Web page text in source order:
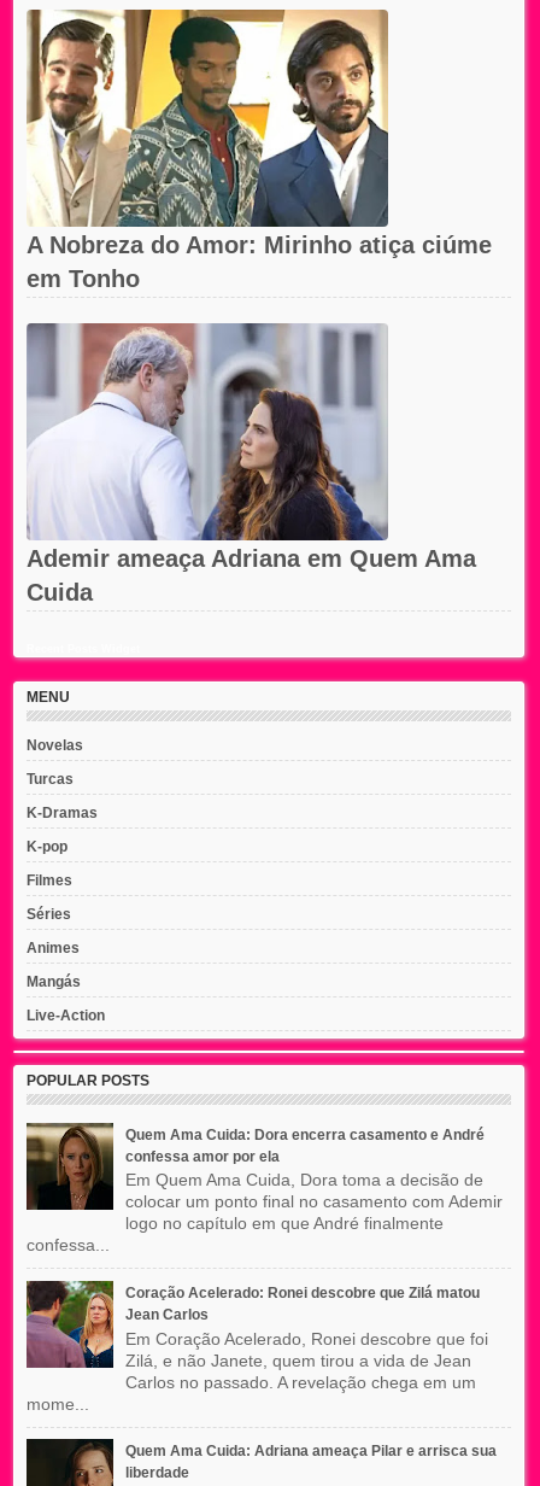
A Nobreza do Amor: Mirinho atiça ciúme
em Tonho
Ademir ameaça Adriana em Quem Ama
Cuida
MENU
Novelas
Turcas
K-Dramas
K-pop
Filmes
Séries
Animes
Mangás
Live-Action
POPULAR POSTS
Quem Ama Cuida: Dora encerra casamento e André
confessa amor por ela
Em Quem Ama Cuida, Dora toma a decisão de
colocar um ponto final no casamento com Ademir
logo no capítulo em que André finalmente
confessa...
Coração Acelerado: Ronei descobre que Zilá matou
Jean Carlos
Em Coração Acelerado, Ronei descobre que foi
Zilá, e não Janete, quem tirou a vida de Jean
Carlos no passado. A revelação chega em um
mome...
Quem Ama Cuida: Adriana ameaça Pilar e arrisca sua
liberdade